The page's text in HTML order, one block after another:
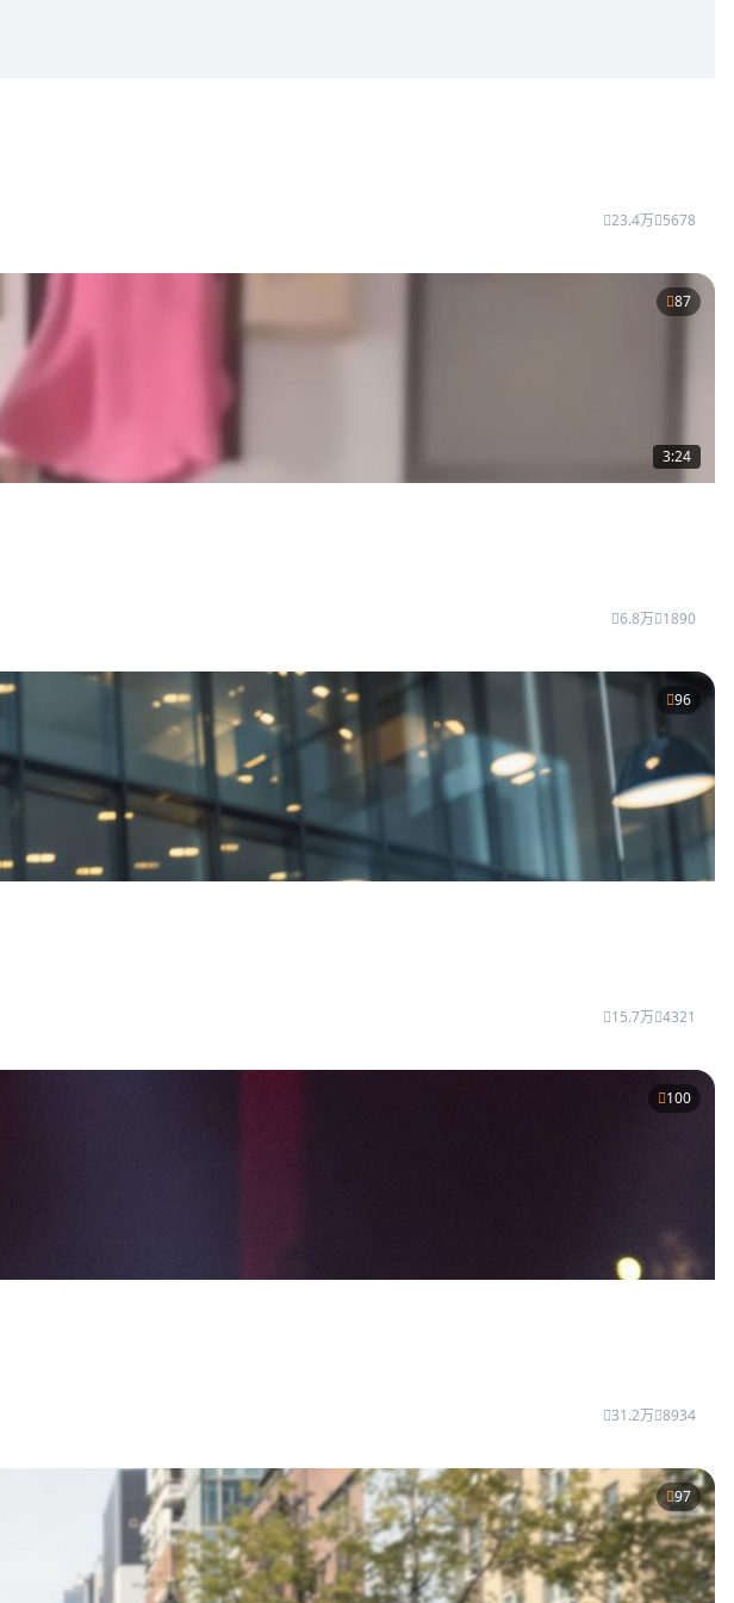
23.4万 5678
87
3:24
6.8万 1890
96
15.7万 4321
100
31.2万 8934
97